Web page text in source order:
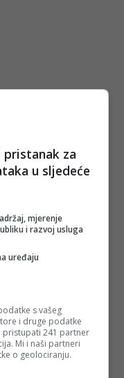
Hebib
pristanak za
u sljedeće
mjerenje
i razvoj usluga
uređaju
s vašeg
i druge podatke
pristupati 241 partner
Mi i naši partneri
o geolociranju.